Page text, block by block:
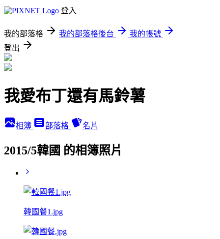
登入
我的部落格 我的部落格後台
我的帳號
登出
我愛布丁還有馬鈴薯
相簿 部落格 名片
2015/5韓國 的相簿照片
韓國餐1.jpg